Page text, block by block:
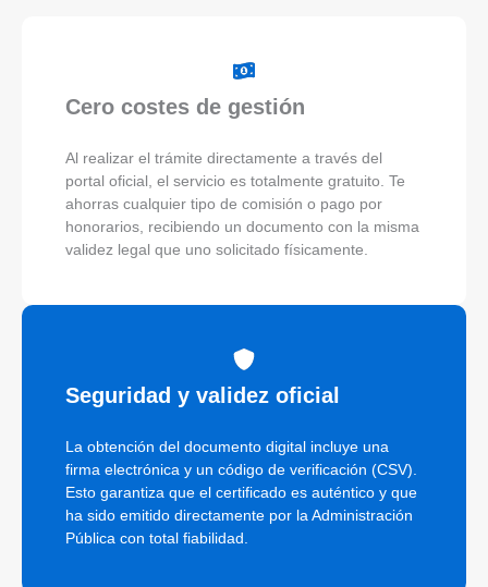
Cero costes de gestión
Al realizar el trámite directamente a través del
portal oficial, el servicio es totalmente gratuito. Te
ahorras cualquier tipo de comisión o pago por
honorarios, recibiendo un documento con la misma
validez legal que uno solicitado físicamente.
Seguridad y validez oficial
La obtención del documento digital incluye una
firma electrónica y un código de verificación (CSV).
Esto garantiza que el certificado es auténtico y que
ha sido emitido directamente por la Administración
Pública con total fiabilidad.